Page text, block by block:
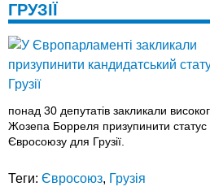
ГРУЗІЇ
понад 30 депутатів закликали
Жозепа Борреля призупинити статус
Євросоюзу для Грузії.
Теги: Євросоюз, Грузія